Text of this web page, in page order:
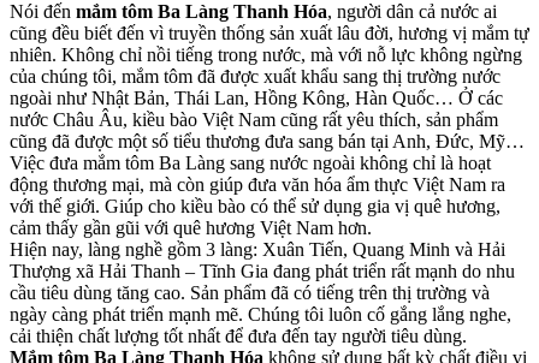
Nói đến mắm tôm Ba Làng Thanh Hóa, người dân cả nước ai
cũng đều biết đến vì truyền thống sản xuất lâu đời, hương vị mắm tự
nhiên. Không chỉ nồi tiếng trong nước, mà với nỗ lực không ngừng
của chúng tôi, mắm tôm đã được xuất khẩu sang thị trường nước
ngoài như Nhật Bản, Thái Lan, Hồng Kông, Hàn Quốc… Ở các
nước Châu Âu, kiều bào Việt Nam cũng rất yêu thích, sản phẩm
cũng đã được một số tiểu thương đưa sang bán tại Anh, Đức, Mỹ…
Việc đưa mắm tôm Ba Làng sang nước ngoài không chỉ là hoạt
động thương mại, mà còn giúp đưa văn hóa ẩm thực Việt Nam ra
với thế giới. Giúp cho kiều bào có thể sử dụng gia vị quê hương,
cảm thấy gần gũi với quê hương Việt Nam hơn.
Hiện nay, làng nghề gồm 3 làng: Xuân Tiến, Quang Minh và Hải
Thượng xã Hải Thanh – Tĩnh Gia đang phát triển rất mạnh do nhu
cầu tiêu dùng tăng cao. Sản phẩm đã có tiếng trên thị trường và
ngày càng phát triển mạnh mẽ. Chúng tôi luôn cố gắng lắng nghe,
cải thiện chất lượng tốt nhất để đưa đến tay người tiêu dùng.
Mắm tôm Ba Làng Thanh Hóa không sử dụng bất kỳ chất điều vị